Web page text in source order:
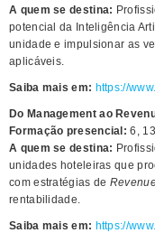
A quem se destina:
potencial da Inteligência
unidade e impulsionar as
aplicáveis.
Saiba mais em: https://
Do Management ao
Formação presencial:6,
A quem se destina:
unidades hoteleiras que
com estratégias de
rentabilidade.
Saiba mais em: https://